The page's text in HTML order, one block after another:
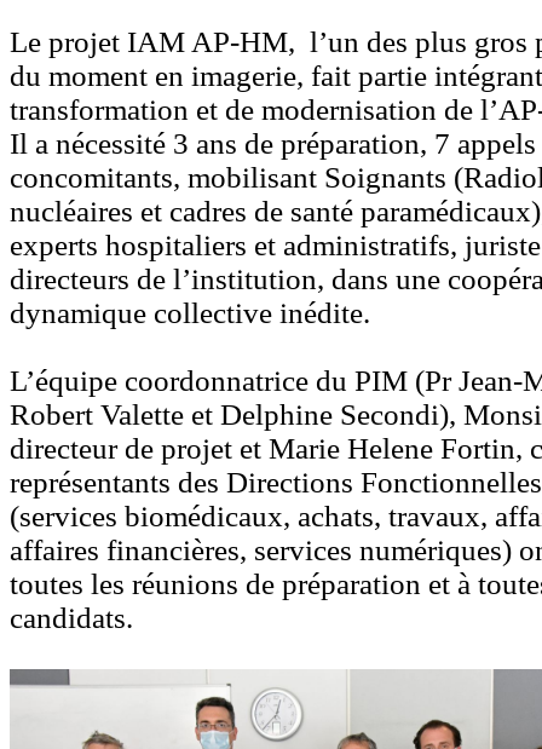
Le projet IAM AP-HM, l’un des plus gros
du moment en imagerie, fait partie
transformation et de modernisation de
Il a nécessité 3 ans de préparation, 7
concomitants, mobilisant Soignants
nucléaires et cadres de santé
experts hospitaliers et administratifs,
directeurs de l’institution, dans une
dynamique collective inédite.
L’équipe coordonnatrice du PIM (Pr
Robert Valette et Delphine Secondi),
directeur de projet et Marie Helene Fortin,
représentants des Directions
(services biomédicaux, achats, travaux,
affaires financières, services numériques)
toutes les réunions de préparation et à
candidats.